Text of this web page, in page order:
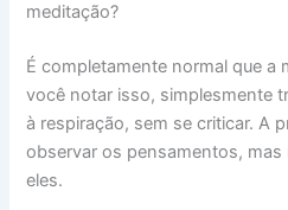
meditação?
É completamente normal que a
você notar isso, simplesmente
à respiração, sem se criticar. A
observar os pensamentos, mas
eles.